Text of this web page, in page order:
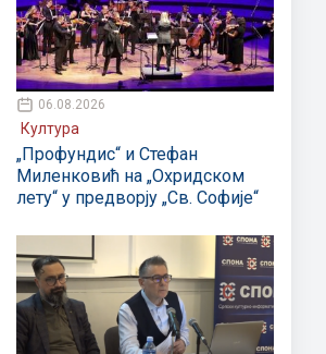
06.08.2026
Култура
„Профундис“ и Стефан
Миленковић на „Охридском
лету“ у предворју „Св. Софије“